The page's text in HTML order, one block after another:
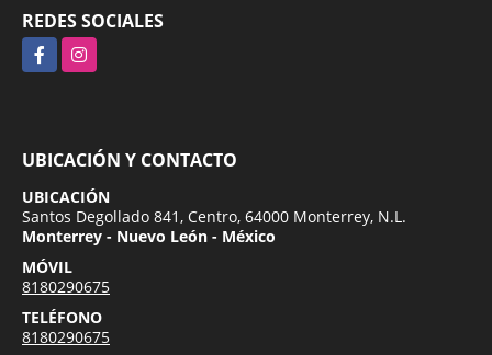
REDES SOCIALES
FacebookInstagram
UBICACIÓN Y CONTACTO
UBICACIÓN
Santos Degollado 841, Centro, 64000 Monterrey, N.L.
Monterrey - Nuevo León - México
MÓVIL
8180290675
TELÉFONO
8180290675